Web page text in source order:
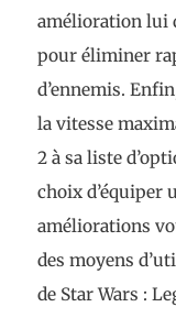
amélioration lui
pour éliminer
d’ennemis.
la vitesse
2 à sa liste
choix d’équiper
améliorations
des moyens
de Star Wars :